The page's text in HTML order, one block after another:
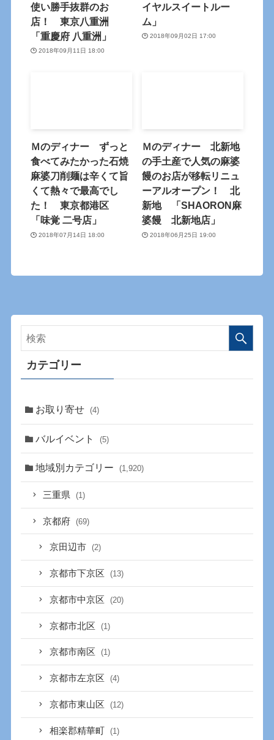
使い勝手抜群のお
店！ 東京八重洲
「重慶府 八重洲」
2018年09月11日 18:00
イヤルスイートルー
ム」
2018年09月02日 17:00
Ｍのディナー ずっと
食べてみたかった石焼
麻婆刀削麺は辛くて旨
くて熱々で最高でし
た！ 東京都港区
「味覚 二号店」
2018年07月14日 18:00
Ｍのディナー 北新地
の手土産で人気の麻婆
饅のお店が移転リニュ
ーアルオープン！ 北
新地 「SHAORON麻
婆饅 北新地店」
2018年06月25日 19:00
カテゴリー
お取り寄せ (4)
バルイベント (5)
地域別カテゴリー (1,920)
三重県 (1)
京都府 (69)
京田辺市 (2)
京都市下京区 (13)
京都市中京区 (20)
京都市北区 (1)
京都市南区 (1)
京都市左京区 (4)
京都市東山区 (12)
相楽郡精華町 (1)